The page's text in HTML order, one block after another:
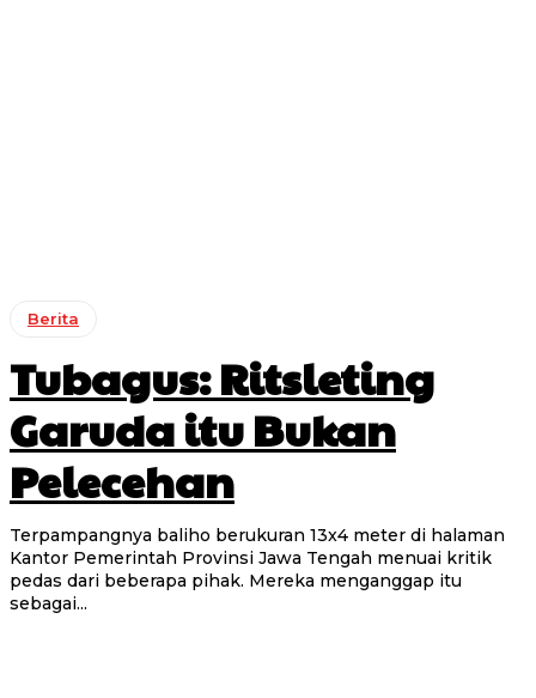
Berita
Tubagus: Ritsleting
Garuda itu Bukan
Pelecehan
Terpampangnya baliho berukuran 13x4 meter di halaman
Kantor Pemerintah Provinsi Jawa Tengah menuai kritik
pedas dari beberapa pihak. Mereka menganggap itu
sebagai...